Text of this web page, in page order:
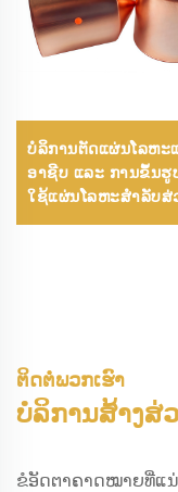
ບໍລິການຕັດແຜ່ນໂລຫະ
ອາຊີບ ແລະ ການຂຶ້ນຮູ
ໃຊ້ແຜ່ນໂລຫະສໍາລັບສ່
ງສະເພາະຕາມຄວາມ
ຕິດຕໍ່ພວກເຮົາ
ບໍລິການສ້າງສ່
ຂໍອັດຕາຄາດໝາຍທີ່ແ